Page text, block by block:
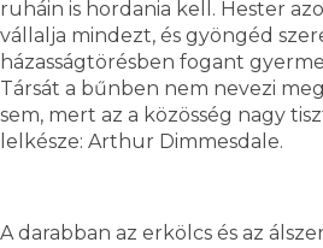
ruháin is hordania kell. Hester
vállalja mindezt, és gyöngéd
házasságtörésben fogant
Társát a bűnben nem nevezi
sem, mert az a közösség nagy
lelkésze: Arthur Dimmesdale.
A darabban az erkölcs és az